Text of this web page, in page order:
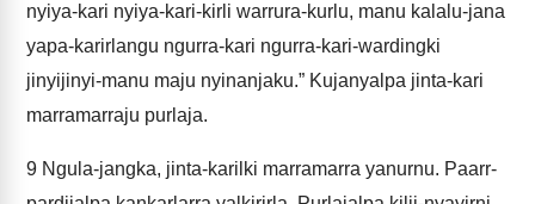
nyiya-kari nyiya-kari-kirli warrura-kurlu, manu kalalu-jana
yapa-karirlangu ngurra-kari ngurra-kari-wardingki
jinyijinyi-manu maju nyinanjaku.” Kujanyalpa jinta-kari
marramarraju purlaja.
9 Ngula-jangka, jinta-karilki marramarra yanurnu. Paarr-